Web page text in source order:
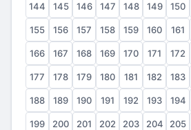
144 145 146 147 148 149 150
155 156 157 158 159 160 161
166 167 168 169 170 171 172
177 178 179 180 181 182 183
188 189 190 191 192 193 194
199 200 201 202 203 204 205